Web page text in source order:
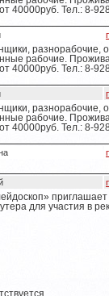
40000руб. Тел.: 8-
разнорабочие,
рабочие.
40000руб. Тел.: 8-
разнорабочие,
рабочие.
40000руб. Тел.: 8-
для участия в